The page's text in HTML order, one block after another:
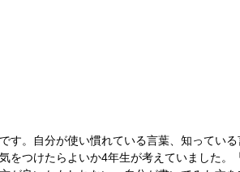
。自分が使い慣れている言葉、知ってい
をつけたらよいか4年生が考えていました。